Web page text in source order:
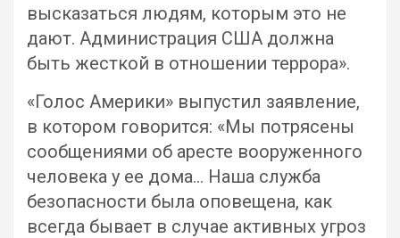
высказаться людям, которым это не
дают. Администрация США должна
быть жесткой в отношении террора».
«Голос Америки» выпустил заявление,
в котором говорится: «Мы потрясены
сообщениями об аресте вооруженного
человека у ее дома… Наша служба
безопасности была оповещена, как
всегда бывает в случае активных угроз